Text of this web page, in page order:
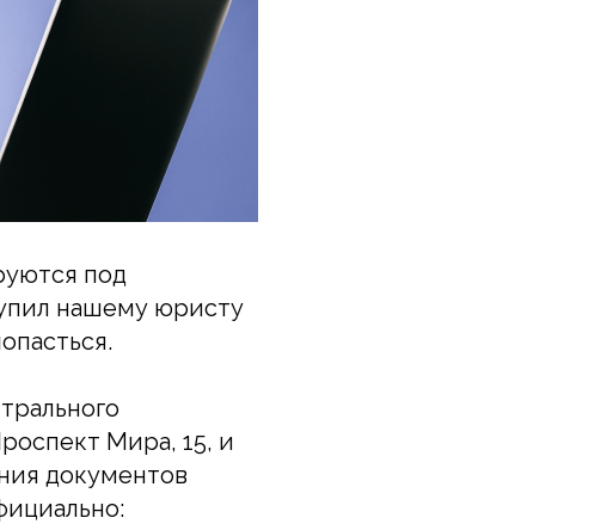
под
нашему юристу
Мира, 15, и
документов